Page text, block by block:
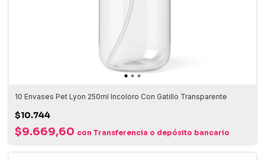
10 Envases Pet Lyon 250ml Incoloro Con Gatillo Transparente
$10.744
$9.669,60 con Transferencia o depósito bancario